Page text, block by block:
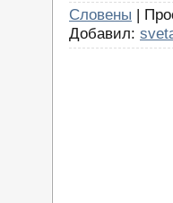
Словены |
Добавил: